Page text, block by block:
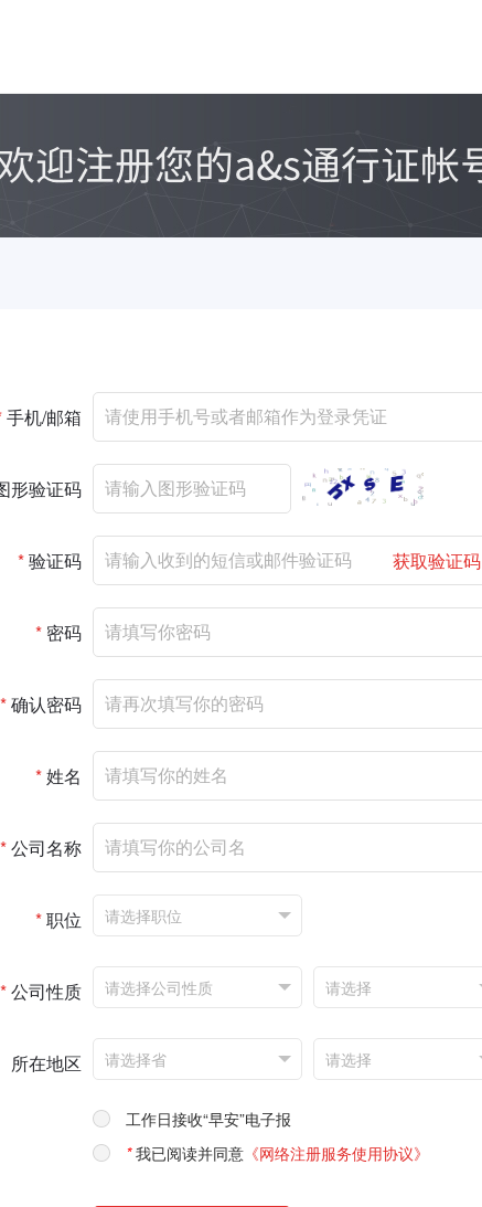
手机/邮箱
形验证码
*验证码 获取验证码
* 密码
*确认密码
*姓名
*公司名称
*职位
*公司性质
所在地区
工作日接收“早安”电子报
*我已阅读并同意 《网络注册服务使用协议》